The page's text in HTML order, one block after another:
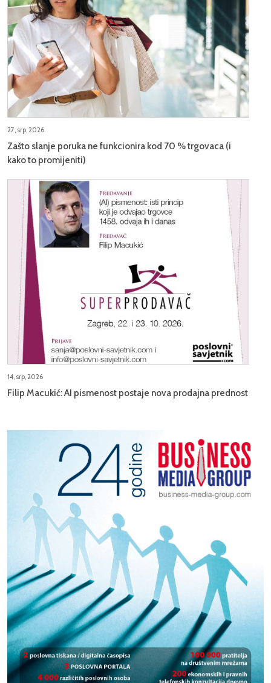
27, srp, 2026
Zašto slanje poruka ne funkcionira kod 70 % trgovaca (i
kako to promijeniti)
14, srp, 2026
Filip Macukić: AI pismenost postaje nova prodajna prednost